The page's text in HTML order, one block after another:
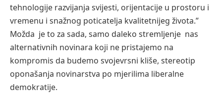
tehnologije razvijanja svijesti, orijentacije u prostoru i
vremenu i snažnog poticatelja kvalitetnijeg života.”
Možda je to za sada, samo daleko stremljenje nas
alternativnih novinara koji ne pristajemo na
kompromis da budemo svojevrsni kliše, stereotip
oponašanja novinarstva po mjerilima liberalne
demokratije.